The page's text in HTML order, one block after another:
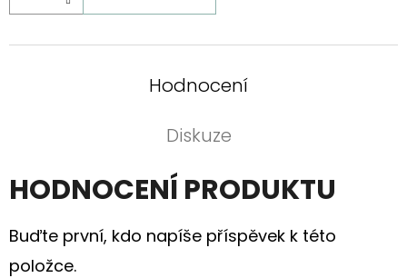
Hodnocení
Diskuze
HODNOCENÍ PRODUKTU
Buďte první, kdo napíše příspěvek k této
položce.